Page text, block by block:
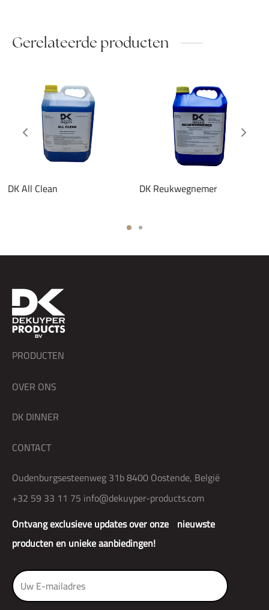
Gerelateerde producten
DK All Clean DK Reukwegnemer
Ontvang exclusieve updates over onze nieuwste
producten en unieke aanbiedingen!
PRODUCTEN
OVER ONS
DK DINNER
CONTACT
Oudenburgsesteenweg 31b 8400 Oostende, België
+32 59 33 11 75 info@dekuyper-products.com